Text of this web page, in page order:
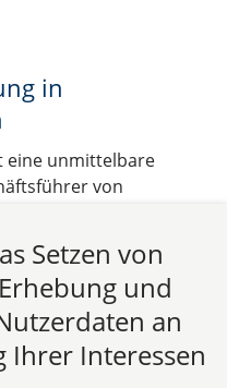
in
eine unmittelbare
von
verklagen können.
Setzen von
und
an
Ihrer Interessen